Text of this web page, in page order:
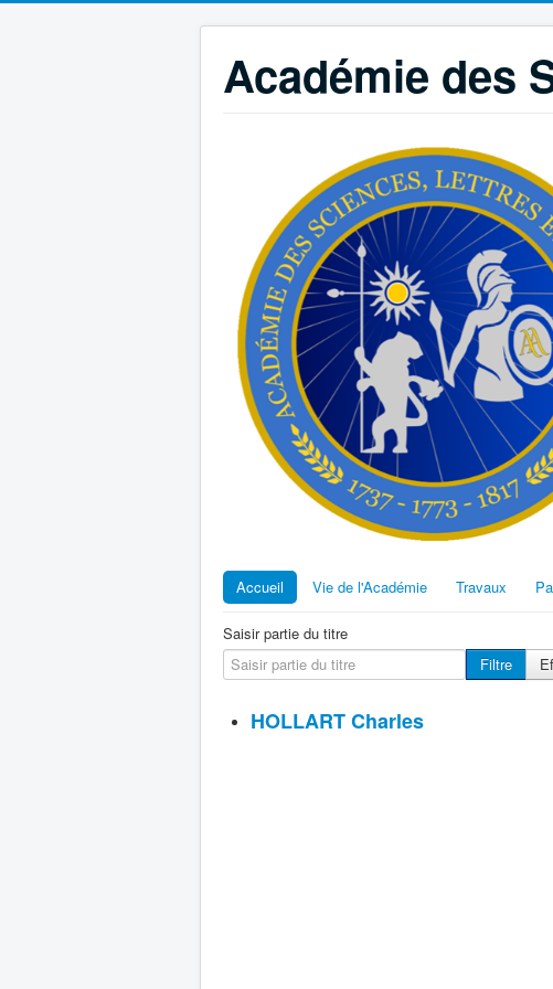
Académie des
Accueil Vie de l'Académie Travaux
Saisir partie du titre
Filtre
HOLLART Charles